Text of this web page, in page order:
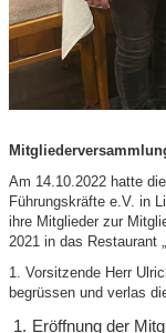
Am 14.10.2022 hatte
Führungskräfte e.V. in
ihre Mitglieder zur
2021 in das Restaurant
1. Vorsitzende Herr
begrüssen und verlas
Eröffnung der